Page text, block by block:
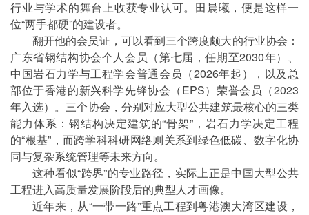
行业与学术的舞台上收获专业认可。田晨曦，便是这样一
位“两手都硬”的建设者。
翻开他的会员证，可以看到三个跨度颇大的行业协会：
广东省钢结构协会个人会员（第七届，任期至2030年）、
中国岩石力学与工程学会普通会员（2026年起），以及总
部位于香港的新兴科学先锋协会（EPS）荣誉会员（2023
年入选）。三个协会，分别对应大型公共建筑最核心的三类
能力体系：钢结构决定建筑的“骨架”，岩石力学决定工程
的“根基”，而跨学科科研网络则关系到绿色低碳、数字化协
同与复杂系统管理等未来方向。
这种看似“跨界”的专业路径，实际上正是中国大型公共
工程进入高质量发展阶段后的典型人才画像。
近年来，从“一带一路”重点工程到粤港澳大湾区建设，